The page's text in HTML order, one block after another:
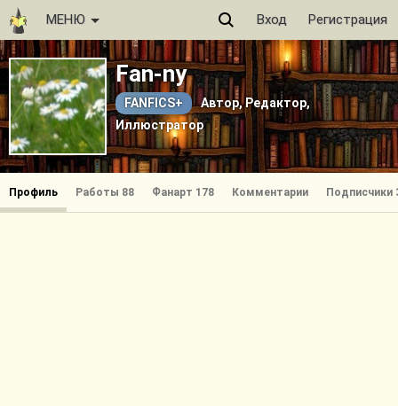
МЕНЮ Вход Регистрация
Fan-ny
FANFICS+
Автор, Редактор,
Иллюстратор
Профиль Работы 88 Фанарт 178 Комментарии Подписчики